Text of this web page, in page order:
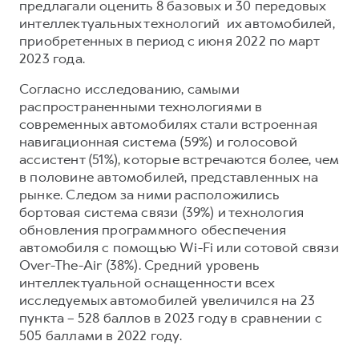
предлагали оценить 8 базовых и 30 передовых
интеллектуальных технологий их автомобилей,
приобретенных в период с июня 2022 по март
2023 года.
Согласно исследованию, самыми
распространенными технологиями в
современных автомобилях стали встроенная
навигационная система (59%) и голосовой
ассистент (51%), которые встречаются более, чем
в половине автомобилей, представленных на
рынке. Следом за ними расположились
бортовая система связи (39%) и технология
обновления программного обеспечения
автомобиля с помощью Wi-Fi или сотовой связи
Over-The-Air (38%). Средний уровень
интеллектуальной оснащенности всех
исследуемых автомобилей увеличился на 23
пункта – 528 баллов в 2023 году в сравнении с
505 баллами в 2022 году.